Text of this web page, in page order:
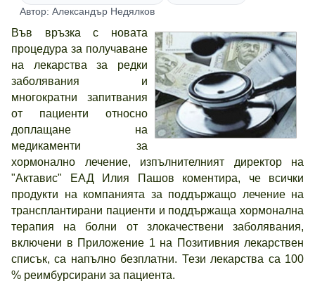
Автор: Александър Недялков
Във връзка с новата
процедура за получаване
на лекарства за редки
заболявания и
многократни запитвания
от пациенти относно
доплащане на
медикаменти за
хормонално лечение, изпълнителният директор на
"Актавис" ЕАД Илия Пашов коментира, че всички
продукти на компанията за поддържащо лечение на
трансплантирани пациенти и поддържаща хормонална
терапия на болни от злокачествени заболявания,
включени в Приложение 1 на Позитивния лекарствен
списък, са напълно безплатни. Тези лекарства са 100
% реимбурсирани за пациента.